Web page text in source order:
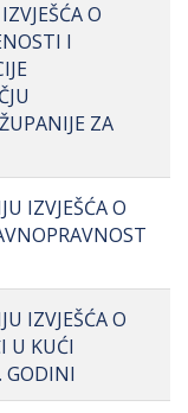
O
I
ZA
IZVJEŠĆA O
IZVJEŠĆA O
U KUĆI
GODINI